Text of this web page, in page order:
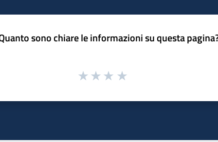
sono chiare le informazioni su questa